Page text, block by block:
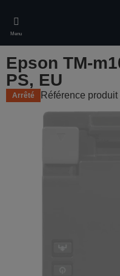
main
content
Menu
Epson TM-
PS, EU
Arrêté Référence